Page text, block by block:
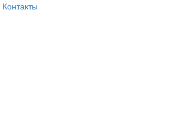
Контакты